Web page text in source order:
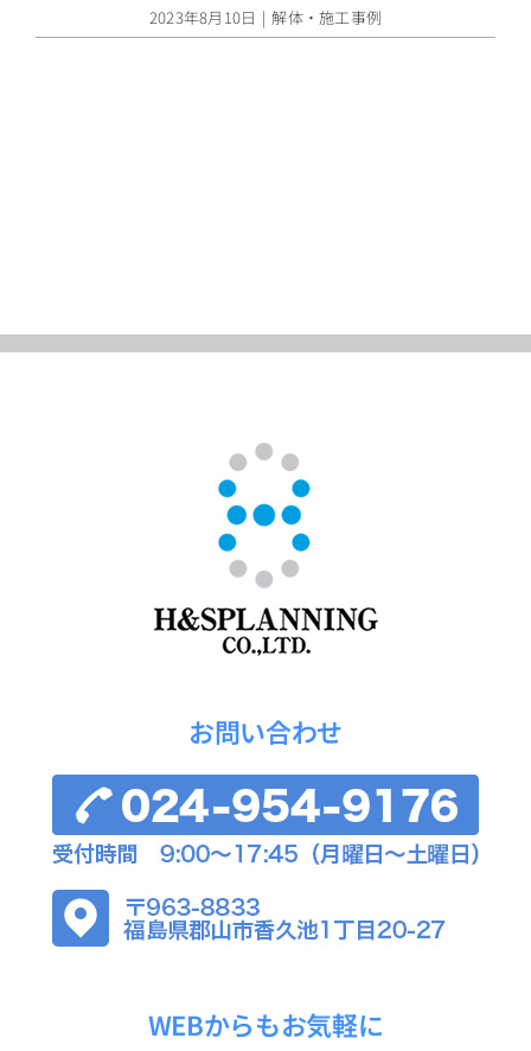
2023年8月10日 | 解体・施工事例
お問い合わせ
WEBからもお気軽に